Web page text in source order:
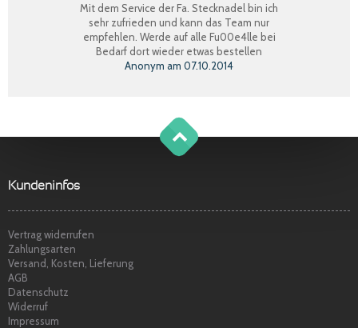
Mit dem Service der Fa. Stecknadel bin ich
sehr zufrieden und kann das Team nur
empfehlen. Werde auf alle Fu00e4lle bei
Bedarf dort wieder etwas bestellen
Anonym am 07.10.2014
Claudia W.am08.09.2014
Marina S.am22.04.2014
g
o
t
o
o
Kundeninfos
Vertrag widerrufen
Zahlungsarten
Versand, Kosten, Lieferung
AGB
Datenschutz
Widerruf
Impressum